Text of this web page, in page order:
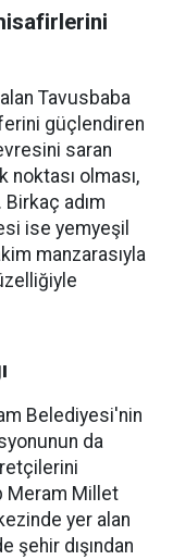
Tavusbaba
güçlendiren
saran
olması,
Birkaç adım
ise yemyeşil
manzarasıyla
Belediyesi'nin
da
Meram Millet
yer alan
şehir dışından